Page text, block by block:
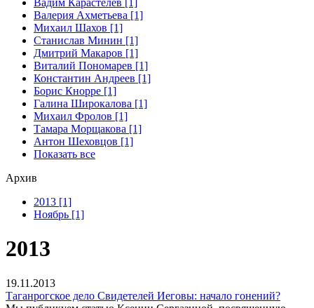
Вадим Карастелев [1]
Валерия Ахметьева [1]
Михаил Шахов [1]
Станислав Минин [1]
Дмитрий Макаров [1]
Виталий Пономарев [1]
Константин Андреев [1]
Борис Кнорре [1]
Галина Широкалова [1]
Михаил Фролов [1]
Тамара Морщакова [1]
Антон Шеховцов [1]
Показать все
Архив
2013 [1]
Ноябрь [1]
2013
19.11.2013
Таганрогское дело Свидетелей Иеговы: начало гонений?